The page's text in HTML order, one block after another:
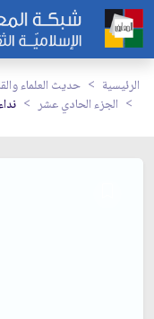
الرئيسية حديث العلماء
الجزء الحادي عشر